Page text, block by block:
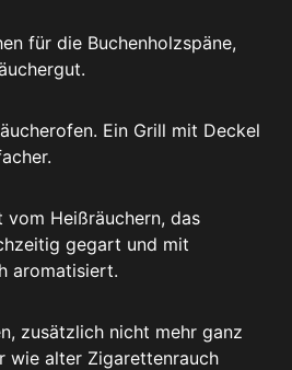
für die Buchenholzspäne,
Ein Grill mit Deckel
Heißräuchern, das
gegart und mit
aromatisiert.
zusätzlich nicht mehr ganz
wie alter Zigarettenrauch